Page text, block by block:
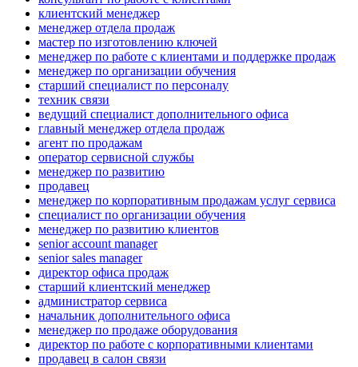
клиентский менеджер
менеджер отдела продаж
мастер по изготовлению ключей
менеджер по работе с клиентами и поддержке продаж
менеджер по организации обучения
старший специалист по персоналу
техник связи
ведущий специалист дополнительного офиса
главный менеджер отдела продаж
агент по продажам
оператор сервисной службы
менеджер по развитию
продавец
менеджер по корпоративным продажам услуг сервиса
специалист по организации обучения
менеджер по развитию клиентов
senior account manager
senior sales manager
директор офиса продаж
старший клиентский менеджер
администратор сервиса
начальник дополнительного офиса
менеджер по продаже оборудования
директор по работе с корпоративными клиентами
продавец в салон связи